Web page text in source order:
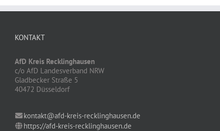
KONTAKT
AfD Kreis Recklinghausen
c/o AfD Landesverband NRW
Gladbecker Straße 5
40472 Düsseldorf
kontakt@afd-kreis-recklinghausen.de
https://afd-kreis-recklinghausen.de